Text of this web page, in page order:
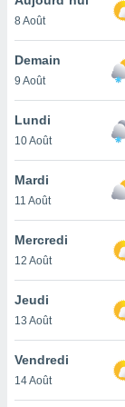
et
»,
au
vous
qu'ils
ou
le
ainsi
un
la
du
8 Août
Demain
9 Août
Lundi
10 Août
Mardi
11 Août
Mercredi
12 Août
Jeudi
13 Août
Vendredi
14 Août